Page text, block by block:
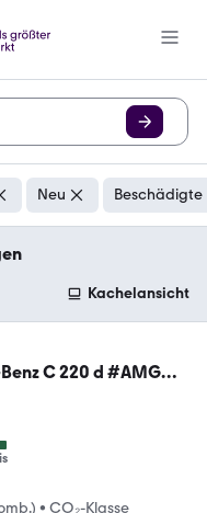
Neu Beschädigte
Kachelansicht
C 220 d #AMG
#AHK #NIGHT
• CO₂-Klasse